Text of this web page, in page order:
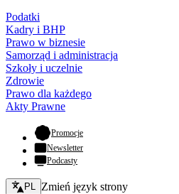
Podatki
Kadry i BHP
Prawo w biznesie
Samorząd i administracja
Szkoły i uczelnie
Zdrowie
Prawo dla każdego
Akty Prawne
Promocje- otwiera się w nowej karcie
Newsletter
Podcasty
Zmień język - bieżący:
PL Zmień język strony